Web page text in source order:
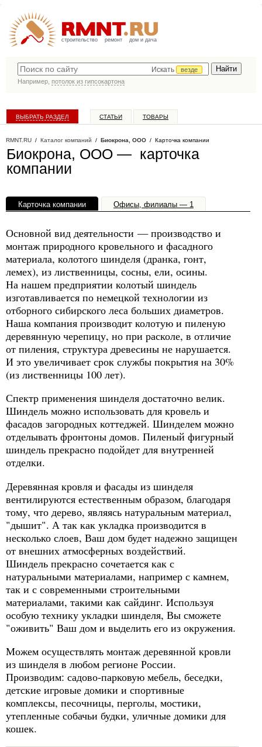
строительство ремонт дом и дача
Искать
везде
Например, потолок из гипсокартона
ВЫБРАТЬ РАЗДЕЛ СТАТЬИ ТОВАРЫ
RMNT.RU / Каталог компаний / Биокрона, ООО / Карточка компании
Биокрона, ООО — карточка
компании
Карточка компании Офисы, филиалы — 1
Основной вид деятельности — производство и
монтаж природного кровельного и фасадного
материала, колотого шинделя (дранка, гонт,
лемех), из лиственницы, сосны, ели, осины.
На нашем предприятии колотый шиндель
изготавливается по немецкой технологии из
отборного сибирского леса больших диаметров.
Наша компания производит колотую и пиленую
деревянную черепицу, но при расколе, в отличие
от пиления, структура древесины не нарушается.
И это увеличивает срок службы покрытия на 30%
(из лиственницы 100 лет).
Спектр применения шинделя достаточно велик.
Шиндель можно использовать для кровель и
фасадов загородных коттеджей. Шинделем можно
отделывать фронтоны домов. Пиленый фигурный
шиндель прекрасно подойдет для внутренней
отделки.
Деревянная кровля и фасады из шинделя
вентилируются естественным образом, благодаря
тому, что дерево, являясь натуральным материал,
"дышит". А так как укладка производится в
несколько слоев, Ваш дом будет надежно защищен
от внешних атмосферных воздействий.
Шиндель прекрасно сочетается как с
натуральными материалами, например с камнем,
так и с современными строительными
материалами, такими как сайдинг. Используя
особую технику укладки шинделя, Вы сможете
"оживить" Ваш дом и выделить его из окружения.
Можем осуществлять монтаж деревянной кровли
из шинделя в любом регионе России.
Производим: садово-парковую мебель, беседки,
детские игровые домики и спортивные
комплексы, песочницы, перголы, мостики,
утепленные собачьи будки, уличные домики для
кошек.